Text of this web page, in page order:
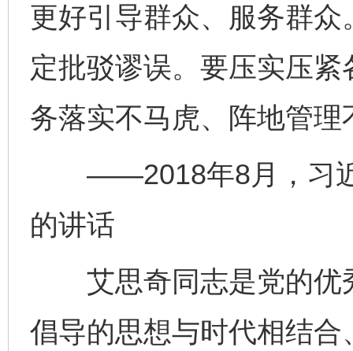
更好引导群众、服务群
定批驳谬误。要压实压
务落实不马虎、阵地管
——2018年8月，习近
的讲话
艾思奇同志是党的优
倡导的思想与时代相结